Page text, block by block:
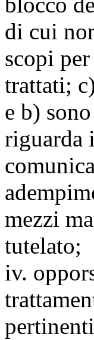
di cui
scopi
trattati;
e b)
riguarda
mezzi
tutelato;
iv.